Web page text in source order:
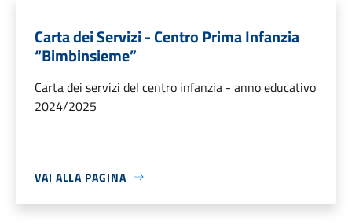
Carta dei Servizi - Centro Prima Infanzia
“Bimbinsieme”
Carta dei servizi del centro infanzia - anno educativo
2024/2025
VAI ALLA PAGINA